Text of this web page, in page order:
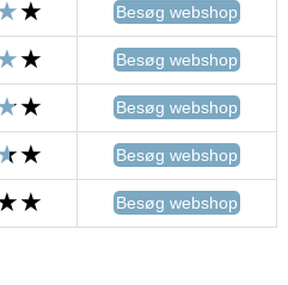
Besøg webshop
Besøg webshop
Besøg webshop
Besøg webshop
Besøg webshop